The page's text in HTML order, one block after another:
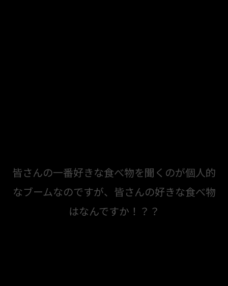
皆さんの一番好きな食べ物を聞くのが個人的
なブームなのですが、皆さんの好きな食べ物
はなんですか！？？